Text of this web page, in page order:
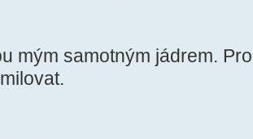
mým samotným jádrem.